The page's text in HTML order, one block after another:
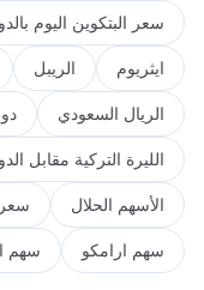
سعر البتكوين اليوم
ايثريوم الريبل
الريال السعودي
الليرة التركية مقابل
الأسهم الحلال
سهم ارامكو سهم